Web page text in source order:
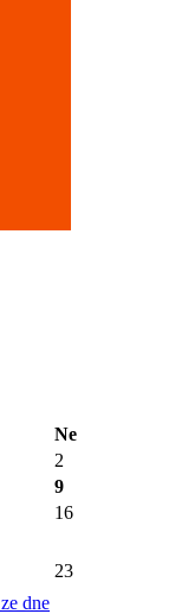
Ne
2
9
16
dne
23